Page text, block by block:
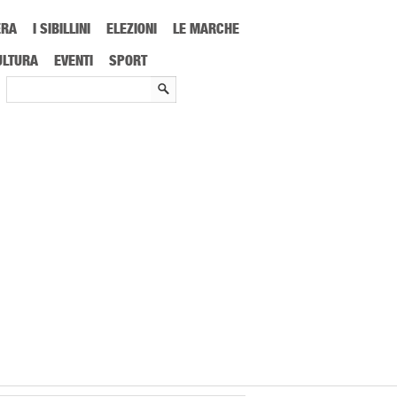
I SIBILLINI ELEZIONI
LE MARCHE
EVENTI SPORT